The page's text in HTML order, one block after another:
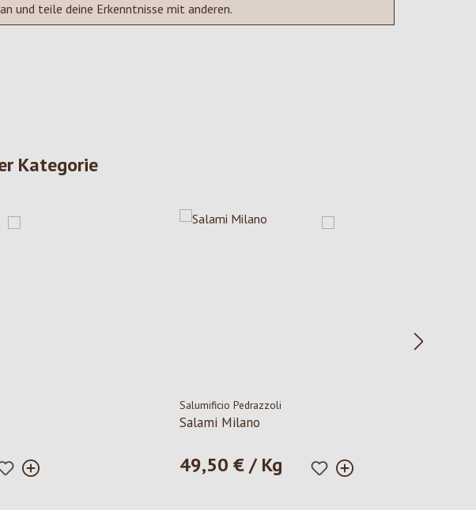
und teile deine Erkenntnisse mit anderen.
Kategorie
Salumificio Pedrazzoli
Salami Milano
Regulärer Preis:
49,50 € / Kg